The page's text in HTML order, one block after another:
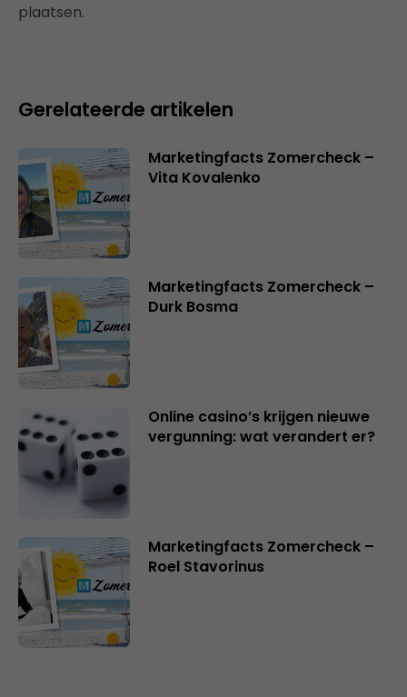
plaatsen.
Gerelateerde artikelen
Marketingfacts Zomercheck –
Vita Kovalenko
Marketingfacts Zomercheck –
Durk Bosma
Online casino’s krijgen nieuwe
vergunning: wat verandert er?
Marketingfacts Zomercheck –
Roel Stavorinus